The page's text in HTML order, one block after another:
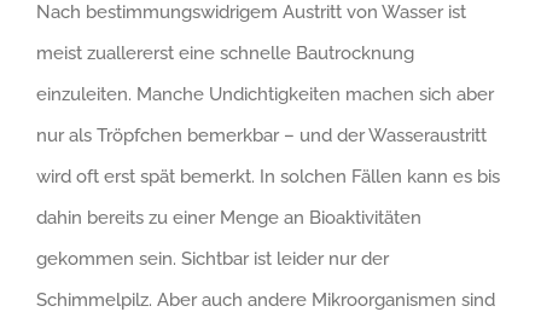
Nach bestimmungswidrigem Austritt von Wasser ist
meist zuallererst eine schnelle Bautrocknung
einzuleiten. Manche Undichtigkeiten machen sich aber
nur als Tröpfchen bemerkbar – und der Wasseraustritt
wird oft erst spät bemerkt. In solchen Fällen kann es bis
dahin bereits zu einer Menge an Bioaktivitäten
gekommen sein. Sichtbar ist leider nur der
Schimmelpilz. Aber auch andere Mikroorganismen sind